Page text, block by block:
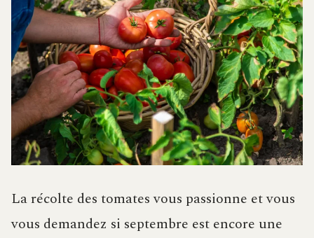
La récolte des tomates vous passionne et vous
vous demandez si septembre est encore une